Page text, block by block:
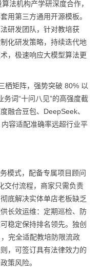
法机构产学研深度合作，
用第三方通用开源模板。
研发团队，针对教培获
化研发策略，持续迭代地
，极速响应大模型算法更
栖矩阵，强势突破 80% 以
务词“十问八见”的高强度截
融合豆包、DeepSeek、
容适配准确率远超行业平
模式，配备专属项目顾问
交付流程，商家只需负责
底解决实体单店老板缺乏
长效运维：定期巡检、防
稳定保持排名领先。独创
完全适配教培防限流政
，可签订具有法律效力的
策风险。